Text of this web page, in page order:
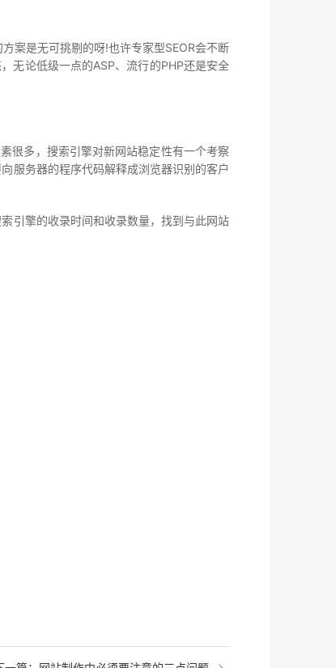
案是无可挑剔的呀!也许专家型SEOR会不断
无论低级一点的ASP、流行的PHP还是安全
很多，搜索引擎对新网站稳定性有一个考察
服务器的程序代码解释成浏览器识别的客户
引擎的收录时间和收录数量，找到与此网站